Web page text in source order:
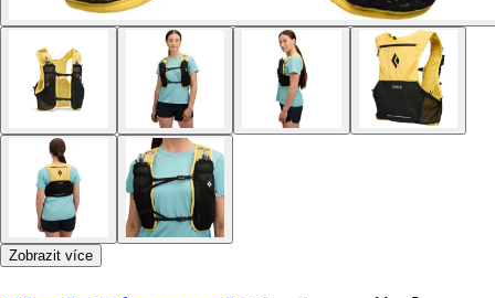
Zobrazit více